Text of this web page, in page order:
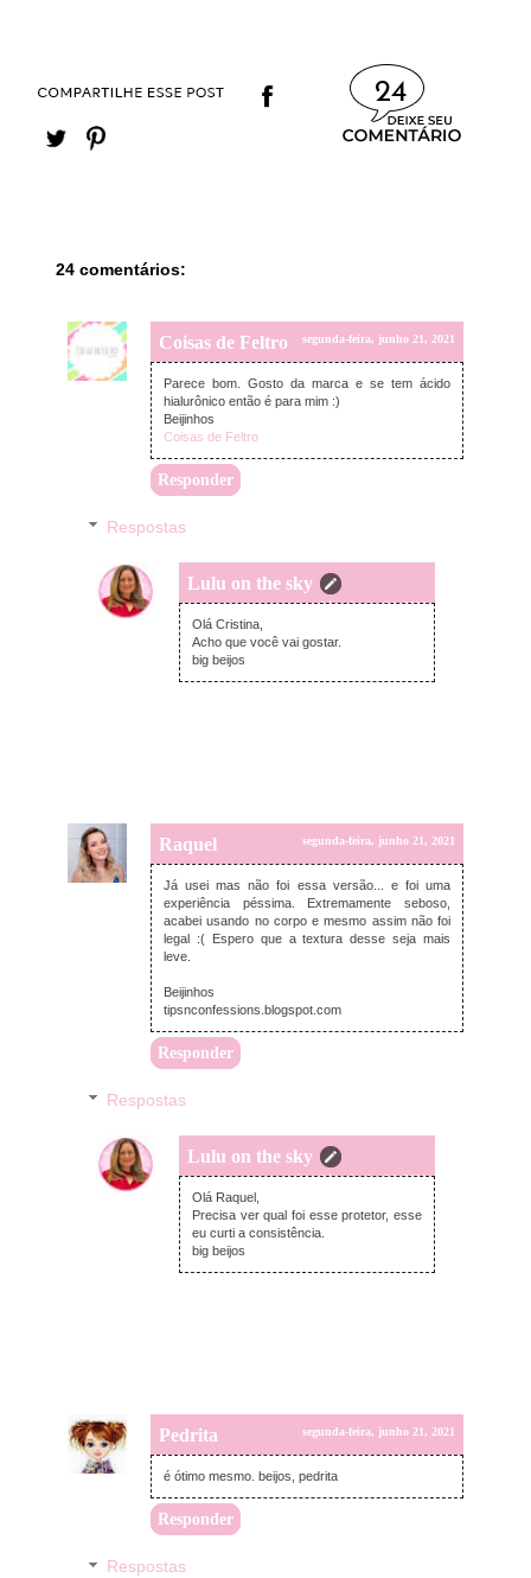
24
24 comentários:
Coisas de Feltro segunda-feira, junho 21, 2021
Parece bom. Gosto da marca e se tem ácido
hialurônico então é para mim :)
Beijinhos
Coisas de Feltro
Responder
Respostas
Lulu on the sky
quinta-feira, junho 24, 2021
Olá Cristina,
Acho que você vai gostar.
big beijos
Raquel segunda-feira, junho 21, 2021
Já usei mas não foi essa versão... e foi uma
experiência péssima. Extremamente seboso,
acabei usando no corpo e mesmo assim não foi
legal :( Espero que a textura desse seja mais
leve.
Beijinhos
tipsnconfessions.blogspot.com
Responder
Respostas
Lulu on the sky
quinta-feira, junho 24, 2021
Olá Raquel,
Precisa ver qual foi esse protetor, esse
eu curti a consistência.
big beijos
Pedrita segunda-feira, junho 21, 2021
é ótimo mesmo. beijos, pedrita
Responder
Respostas